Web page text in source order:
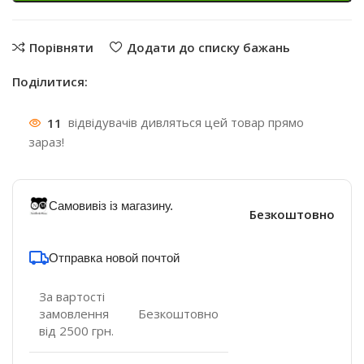
Порівняти Додати до списку бажань
Поділитися:
11 відвідувачів дивляться цей товар прямо
зараз!
Самовивіз із магазину.
Безкоштовно
Отправка новой почтой
За вартості
замовлення
від 2500 грн.
Безкоштовно